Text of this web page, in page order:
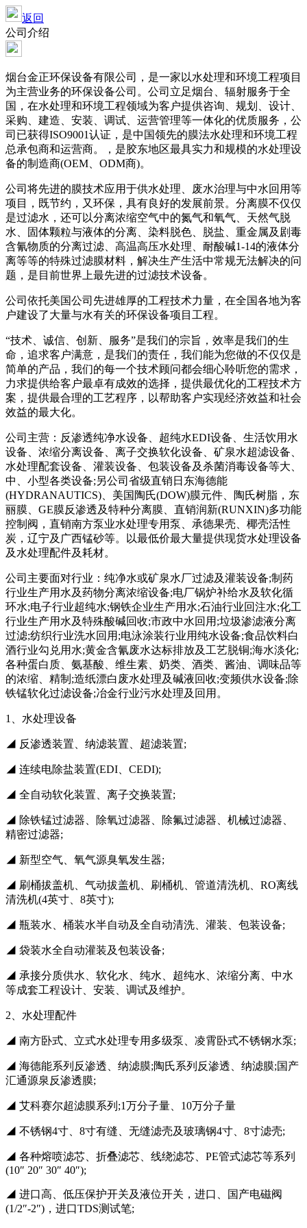
返回
公司介绍
烟台金正环保设备有限公司，是一家以水处理和环境工程项目
为主营业务的环保设备公司。公司立足烟台、辐射服务于全
国，在水处理和环境工程领域为客户提供咨询、规划、设计、
采购、建造、安装、调试、运营管理等一体化的优质服务，公
司已获得ISO9001认证，是中国领先的膜法水处理和环境工程
总承包商和运营商。，是胶东地区最具实力和规模的水处理设
备的制造商(OEM、ODM商)。
公司将先进的膜技术应用于供水处理、废水治理与中水回用等
项目，既节约，又环保，具有良好的发展前景。分离膜不仅仅
是过滤水，还可以分离浓缩空气中的氮气和氧气、天然气脱
水、固体颗粒与液体的分离、染料脱色、脱盐、重金属及剧毒
含氰物质的分离过滤、高温高压水处理、耐酸碱1-14的液体分
离等等的特殊过滤膜材料，解决生产生活中常规无法解决的问
题，是目前世界上最先进的过滤技术设备。
公司依托美国公司先进雄厚的工程技术力量，在全国各地为客
户建设了大量与水有关的环保设备项目工程。
“技术、诚信、创新、服务”是我们的宗旨，效率是我们的生
命，追求客户满意，是我们的责任，我们能为您做的不仅仅是
简单的产品，我们的每一个技术顾问都会细心聆听您的需求，
力求提供给客户最卓有成效的选择，提供最优化的工程技术方
案，提供最合理的工艺程序，以帮助客户实现经济效益和社会
效益的最大化。
公司主营：反渗透纯净水设备、超纯水EDI设备、生活饮用水
设备、浓缩分离设备、离子交换软化设备、矿泉水超滤设备、
水处理配套设备、灌装设备、包装设备及杀菌消毒设备等大、
中、小型各类设备;另公司省级直销日东海德能
(HYDRANAUTICS)、美国陶氏(DOW)膜元件、陶氏树脂，东
丽膜、GE膜反渗透及特种分离膜、直销润新(RUNXIN)多功能
控制阀，直销南方泵业水处理专用泵、承德果壳、椰壳活性
炭，辽宁及广西锰砂等。以最低价最大量提供现货水处理设备
及水处理配件及耗材。
公司主要面对行业：纯净水或矿泉水厂过滤及灌装设备;制药
行业生产用水及药物分离浓缩设备;电厂锅炉补给水及软化循
环水;电子行业超纯水;钢铁企业生产用水;石油行业回注水;化工
行业生产用水及特殊酸碱回收;市政中水回用;垃圾渗滤液分离
过滤;纺织行业洗水回用;电泳涂装行业用纯水设备;食品饮料白
酒行业勾兑用水;黄金含氰废水达标排放及工艺脱铜;海水淡化;
各种蛋白质、氨基酸、维生素、奶类、酒类、酱油、调味品等
的浓缩、精制;造纸漂白废水处理及碱液回收;变频供水设备;除
铁锰软化过滤设备;冶金行业污水处理及回用。
1、水处理设备
◢ 反渗透装置、纳滤装置、超滤装置;
◢ 连续电除盐装置(EDI、CEDI);
◢ 全自动软化装置、离子交换装置;
◢ 除铁锰过滤器、除氧过滤器、除氟过滤器、机械过滤器、
精密过滤器;
◢ 新型空气、氧气源臭氧发生器;
◢ 刷桶拔盖机、气动拔盖机、刷桶机、管道清洗机、RO离线
清洗机(4英寸、8英寸);
◢ 瓶装水、桶装水半自动及全自动清洗、灌装、包装设备;
◢ 袋装水全自动灌装及包装设备;
◢ 承接分质供水、软化水、纯水、超纯水、浓缩分离、中水
等成套工程设计、安装、调试及维护。
2、水处理配件
◢ 南方卧式、立式水处理专用多级泵、凌霄卧式不锈钢水泵;
◢ 海德能系列反渗透、纳滤膜;陶氏系列反渗透、纳滤膜;国产
汇通源泉反渗透膜;
◢ 艾科赛尔超滤膜系列;1万分子量、10万分子量
◢ 不锈钢4寸、8寸有缝、无缝滤壳及玻璃钢4寸、8寸滤壳;
◢ 各种熔喷滤芯、折叠滤芯、线绕滤芯、PE管式滤芯等系列
(10″ 20″ 30″ 40″);
◢ 进口高、低压保护开关及液位开关，进口、国产电磁阀
(1/2″-2″)，进口TDS测试笔;